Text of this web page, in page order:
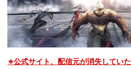
※公式サイト、配信元が消失してい